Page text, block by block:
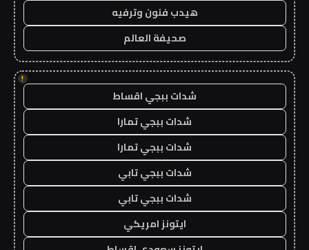
هيدب فنون وترفيه
صحيفة العالم
!
شدات ببجي اقساط
شدات ببجي تمارا
شدات ببجي تمارا
شدات ببجي تابي
شدات ببجي تابي
ايتونز امريكي